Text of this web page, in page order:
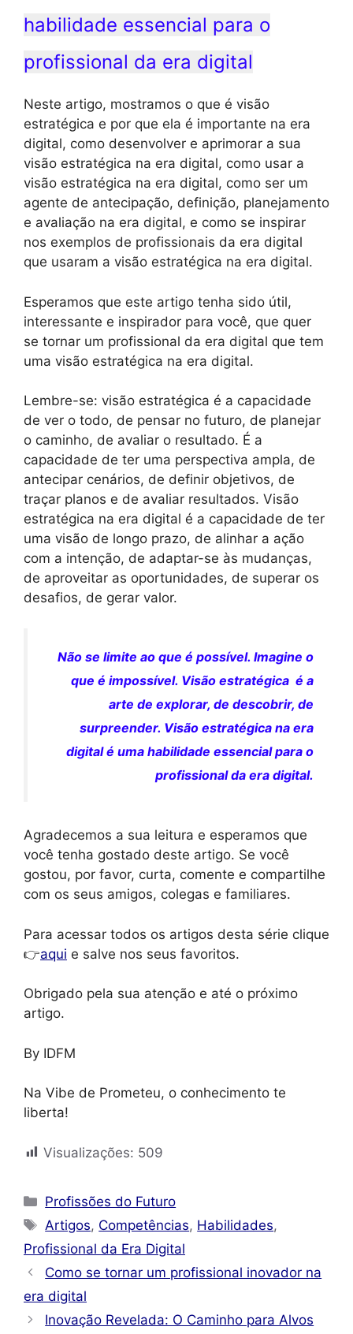
habilidade essencial para o
profissional da era digital
Neste artigo, mostramos o que é visão
estratégica e por que ela é importante na era
digital, como desenvolver e aprimorar a sua
visão estratégica na era digital, como usar a
visão estratégica na era digital, como ser um
agente de antecipação, definição, planejamento
e avaliação na era digital, e como se inspirar
nos exemplos de profissionais da era digital
que usaram a visão estratégica na era digital.
Esperamos que este artigo tenha sido útil,
interessante e inspirador para você, que quer
se tornar um profissional da era digital que tem
uma visão estratégica na era digital.
Lembre-se: visão estratégica é a capacidade
de ver o todo, de pensar no futuro, de planejar
o caminho, de avaliar o resultado. É a
capacidade de ter uma perspectiva ampla, de
antecipar cenários, de definir objetivos, de
traçar planos e de avaliar resultados. Visão
estratégica na era digital é a capacidade de ter
uma visão de longo prazo, de alinhar a ação
com a intenção, de adaptar-se às mudanças,
de aproveitar as oportunidades, de superar os
desafios, de gerar valor.
Não se limite ao que é possível. Imagine o
que é impossível. Visão estratégica é a
arte de explorar, de descobrir, de
surpreender. Visão estratégica na era
digital é uma habilidade essencial para o
profissional da era digital.
Agradecemos a sua leitura e esperamos que
você tenha gostado deste artigo. Se você
gostou, por favor, curta, comente e compartilhe
com os seus amigos, colegas e familiares.
Para acessar todos os artigos desta série clique
👉aqui e salve nos seus favoritos.
Obrigado pela sua atenção e até o próximo
artigo.
By IDFM
Na Vibe de Prometeu, o conhecimento te
liberta!
Visualizações: 509
Categorias
Profissões do Futuro
Tags
Artigos, Competências, Habilidades,
Profissional da Era Digital
Como se tornar um profissional inovador na
era digital
Inovação Revelada: O Caminho para Alvos